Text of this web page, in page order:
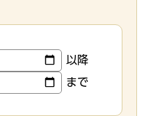
以降
まで